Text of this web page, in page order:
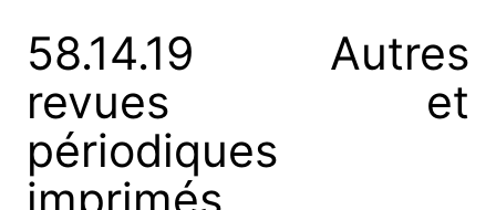
58.14.19 Autres
revues et
périodiques
imprimés